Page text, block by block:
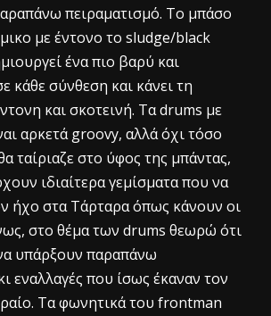
πειραματισμό. Το μπάσο
με έντονο το sludge/black
ένα πιο βαρύ και
κάθε σύνθεση και κάνει τη
και σκοτεινή. Τα drums με
αρκετά groovy, αλλά όχι τόσο
ταίριαζε στο ύφος της μπάντας,
ιδιαίτερα γεμίσματα που να
ήχο στα Τάρταρα όπως κάνουν οι
στο θέμα των drums θεωρώ ότι
υπάρξουν παραπάνω
εναλλαγές που ίσως έκαναν τον
Τα φωνητικά του frontman